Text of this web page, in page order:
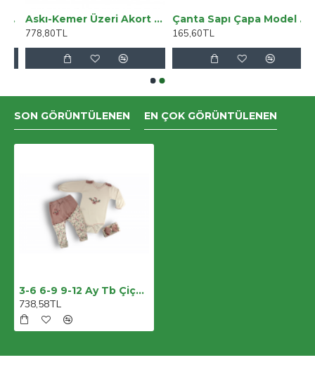
Askı-Kemer Üzeri Akort Aleti Musedo T-66
778,80TL
Çanta Sapı Çapa Model Lacivert 18 Cm
165,60TL
SON GÖRÜNTÜLENEN EN ÇOK GÖRÜNTÜLENEN
3-6 6-9 9-12 Ay Tb Çiçek Nakışlı Bandanalı Uzun Kollu Zıbınlı 3lü Kız Bebek Takımı
738,58TL